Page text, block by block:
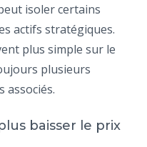
isoler certains
actifs stratégiques.
plus simple sur le
plusieurs
associés.
baisser le prix